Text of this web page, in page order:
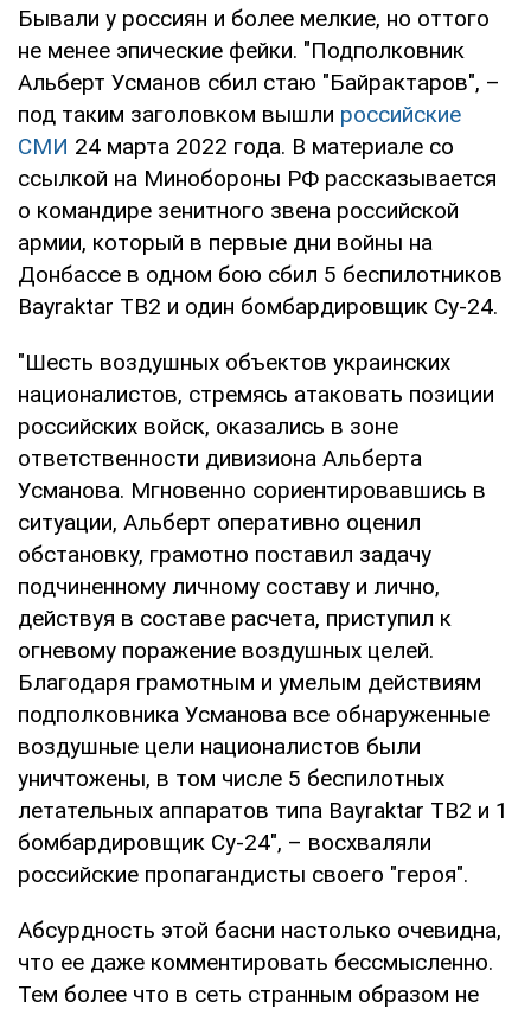
Бывали у россиян и более мелкие, но оттого
не менее эпические фейки. "Подполковник
Альберт Усманов сбил стаю "Байрактаров", –
под таким заголовком вышли российские
СМИ 24 марта 2022 года. В материале со
ссылкой на Минобороны РФ рассказывается
о командире зенитного звена российской
армии, который в первые дни войны на
Донбассе в одном бою сбил 5 беспилотников
Bayraktar TB2 и один бомбардировщик Су-24.
"Шесть воздушных объектов украинских
националистов, стремясь атаковать позиции
российских войск, оказались в зоне
ответственности дивизиона Альберта
Усманова. Мгновенно сориентировавшись в
ситуации, Альберт оперативно оценил
обстановку, грамотно поставил задачу
подчиненному личному составу и лично,
действуя в составе расчета, приступил к
огневому поражение воздушных целей.
Благодаря грамотным и умелым действиям
подполковника Усманова все обнаруженные
воздушные цели националистов были
уничтожены, в том числе 5 беспилотных
летательных аппаратов типа Bayraktar TB2 и 1
бомбардировщик Су-24", – восхваляли
российские пропагандисты своего "героя".
Абсурдность этой басни настолько очевидна,
что ее даже комментировать бессмысленно.
Тем более что в сеть странным образом не